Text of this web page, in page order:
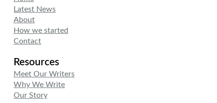
Latest News
About
How we started
Contact
Resources
Meet Our Writers
Why We Write
Our Story